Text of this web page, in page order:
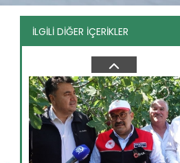
İLGİLİ DİĞER İÇERİKLER
Sulama projesinde sona...
Tarım ve Orman Bakanlığı Devlet Su
İşleri Genel Müdürlüğünün...
Devamını Oku ->